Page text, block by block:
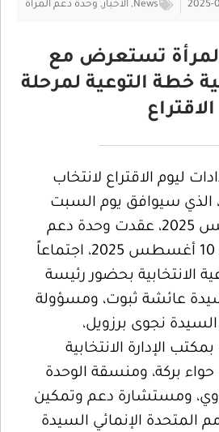
2025-
News
, الأخبار, وحدة دعم المرأة
تستعرض مع
خطة التوعية لمرحلة
الاقتراع
ليوم الاقتراع لانتخاب
الذي سيوافق يوم السبت
القادم 16 أغسطس 2025، عقدت وحدة دعم
المرأة اليوم الأحد 10 أغسطس 2025، اجتماعاً
الانتخابية بحضور رئيسة
عائشة ثبوت، ومسؤولة
نجوى برزويل،
الإدارة الانتخابية
بركة، ومنسقة الوحدة
ومستشارة دعم وتمكين
المتحدة الإنمائي السيدة